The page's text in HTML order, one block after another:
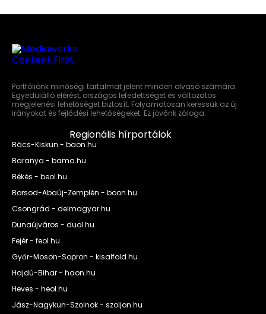
Portfóliónk minőségi tartalmat jelent minden olvasó számára.
Egyedülálló elérést, országos lefedettséget és változatos
megjelenési lehetőséget biztosít. Folyamatosan keressük az új
irányokat és fejlődési lehetőségeket. Ez jövőnk záloga.
Regionális hírportálok
Bács-Kiskun - baon.hu
Baranya - bama.hu
Békés - beol.hu
Borsod-Abaúj-Zemplén - boon.hu
Csongrád - delmagyar.hu
Dunaújváros - duol.hu
Fejér - feol.hu
Győr-Moson-Sopron - kisalfold.hu
Hajdú-Bihar - haon.hu
Heves - heol.hu
Jász-Nagykun-Szolnok - szoljon.hu